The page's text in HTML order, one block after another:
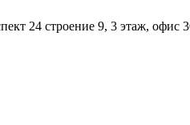
24 строение 9, 3 этаж, офис